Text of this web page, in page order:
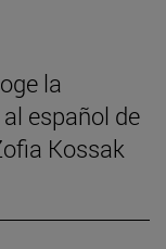
la
español de
Kossak